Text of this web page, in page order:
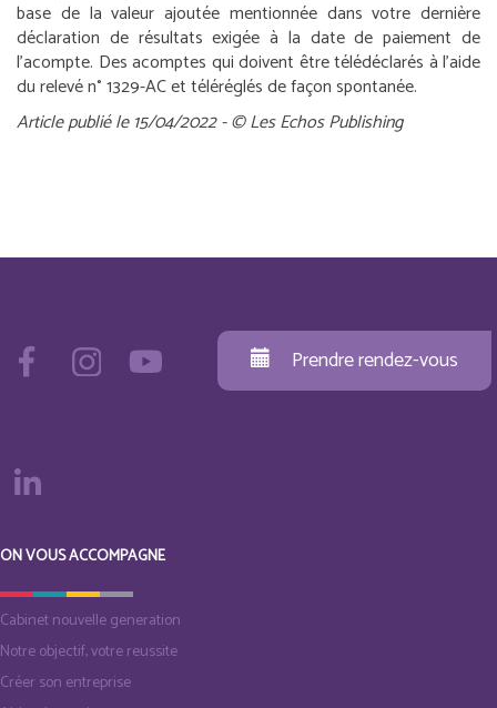
base de la valeur ajoutée mentionnée dans votre dernière
déclaration de résultats exigée à la date de paiement de
l’acompte. Des acomptes qui doivent être télédéclarés à l’aide
du relevé n° 1329-AC et téléréglés de façon spontanée.
Article publié le 15/04/2022 - © Les Echos Publishing
Prendre rendez-vous
ON VOUS ACCOMPAGNE
Cabinet nouvelle generation
Notre objectif, votre reussite
Créer son entreprise